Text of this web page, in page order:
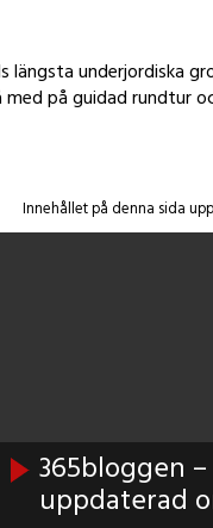
längsta underjordiska
med på guidad rundtur
Innehållet på denna sida
365bloggen
uppdaterad